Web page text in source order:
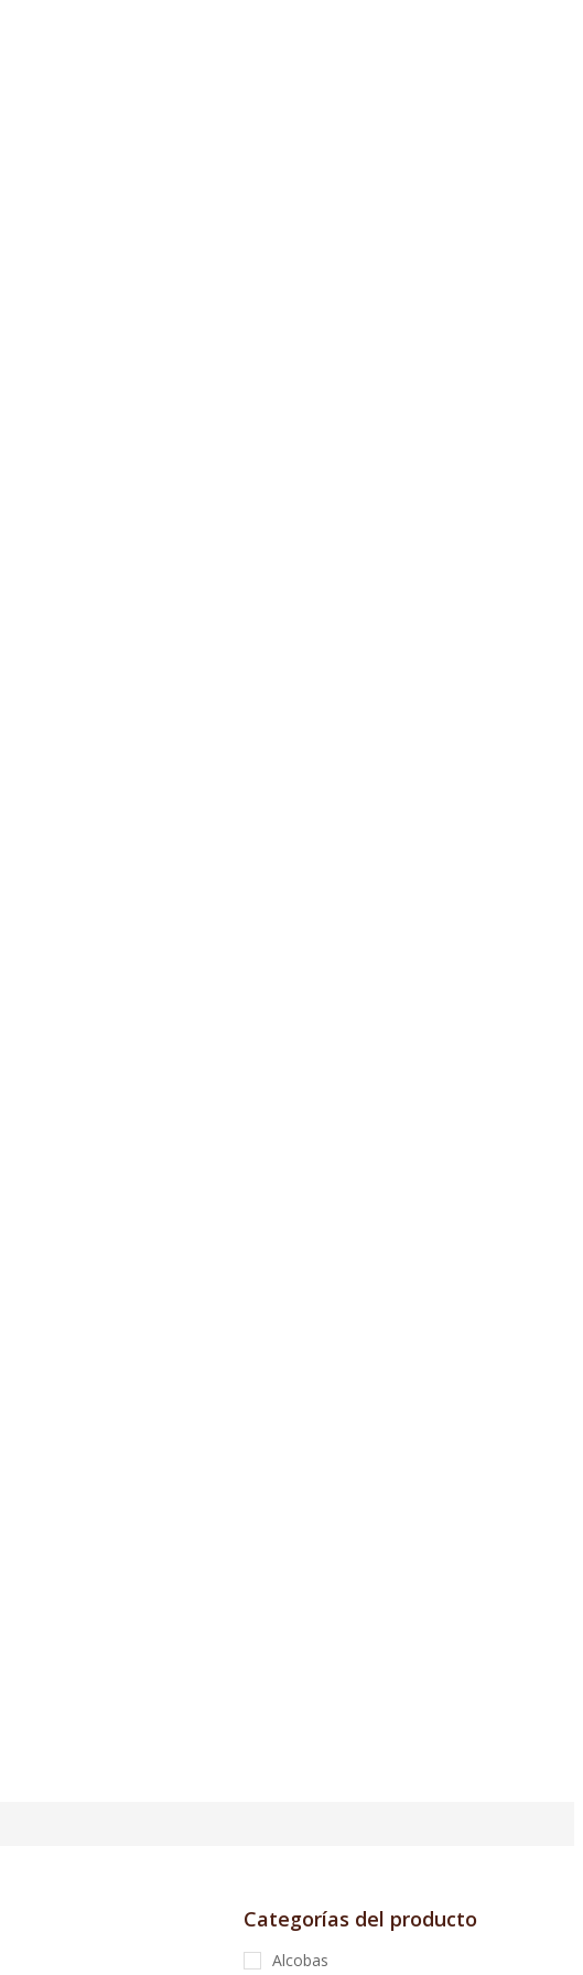
Categorías del producto
Alcobas